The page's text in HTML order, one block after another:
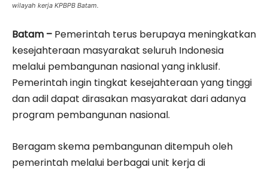
wilayah kerja KPBPB Batam.
Batam – Pemerintah terus berupaya meningkatkan
kesejahteraan masyarakat seluruh Indonesia
melalui pembangunan nasional yang inklusif.
Pemerintah ingin tingkat kesejahteraan yang tinggi
dan adil dapat dirasakan masyarakat dari adanya
program pembangunan nasional.
Beragam skema pembangunan ditempuh oleh
pemerintah melalui berbagai unit kerja di